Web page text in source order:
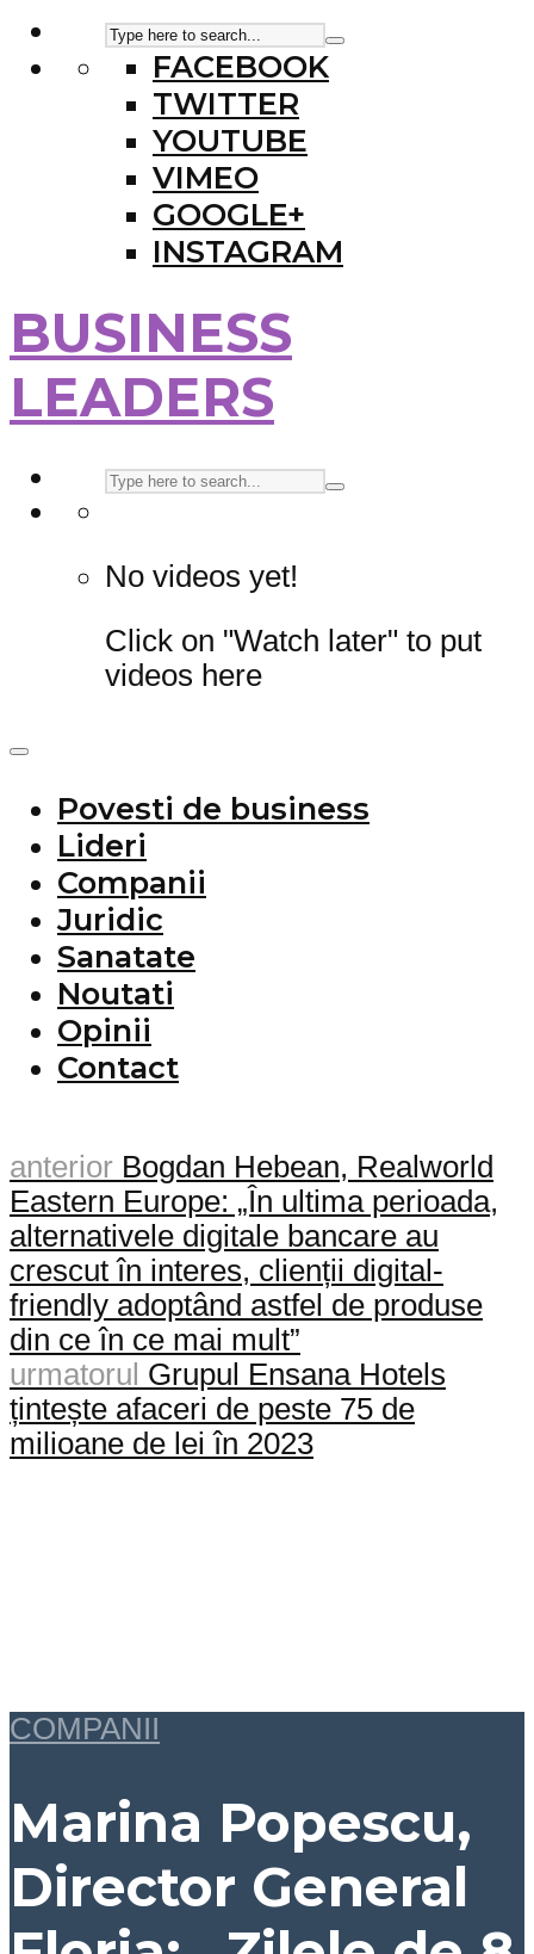
FACEBOOK
TWITTER
YOUTUBE
VIMEO
GOOGLE+
INSTAGRAM
BUSINESS
LEADERS
No videos yet!
Click on "Watch later" to put
videos here
Povesti de business
Lideri
Companii
Juridic
Sanatate
Noutati
Opinii
Contact
anterior Bogdan Hebean, Realworld
Eastern Europe: „În ultima perioada,
alternativele digitale bancare au
crescut în interes, clienții digital-
friendly adoptând astfel de produse
din ce în ce mai mult”
urmatorul Grupul Ensana Hotels
țintește afaceri de peste 75 de
milioane de lei în 2023
COMPANII
Marina Popescu,
Director General